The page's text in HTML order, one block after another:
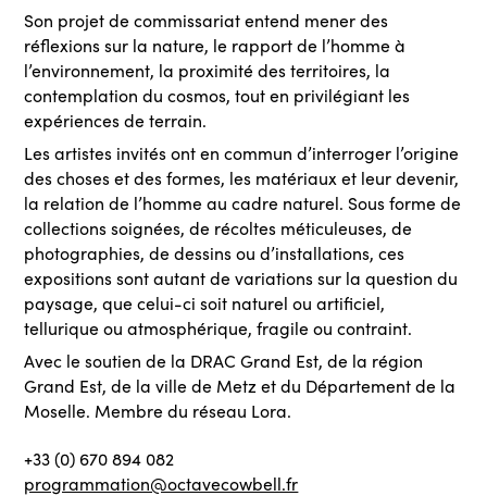
Son projet de commissariat entend mener des
réflexions sur la nature, le rapport de l’homme à
l’environnement, la proximité des territoires, la
contemplation du cosmos, tout en privilégiant les
expériences de terrain.
Les artistes invités ont en commun d’interroger l’origine
des choses et des formes, les matériaux et leur devenir,
la relation de l’homme au cadre naturel. Sous forme de
collections soignées, de récoltes méticuleuses, de
photographies, de dessins ou d’installations, ces
expositions sont autant de variations sur la question du
paysage, que celui-ci soit naturel ou artificiel,
tellurique ou atmosphérique, fragile ou contraint.
Avec le soutien de la DRAC Grand Est, de la région
Grand Est, de la ville de Metz et du Département de la
Moselle. Membre du réseau Lora.
+33 (0) 670 894 082
programmation@octavecowbell.fr